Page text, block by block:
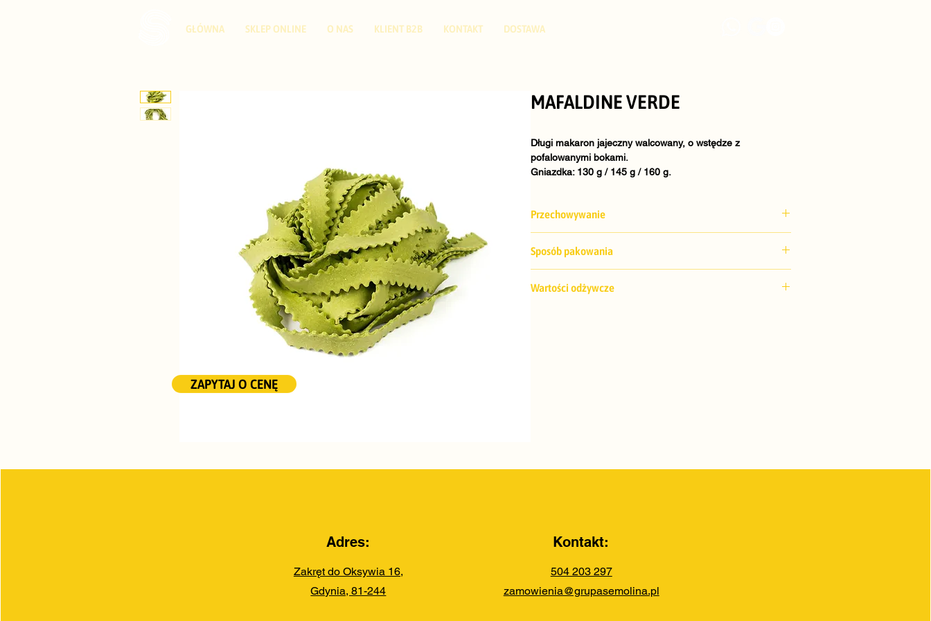
GŁÓWNA SKLEP ONLINE O NAS KLIENT B2B KONTAKT DOSTAWA
MAFALDINE VERDE
Długi makaron jajeczny walcowany, o wstędze z
pofalowanymi bokami.
Gniazdka: 130 g / 145 g / 160 g.
Przechowywanie
Sposób pakowania
Wartości odżywcze
ZAPYTAJ O CENĘ
Adres:
Zakręt do Oksywia 16,
Gdynia, 81-244
Kontakt:
504 203 297​
zamowienia@grupasemolina.pl